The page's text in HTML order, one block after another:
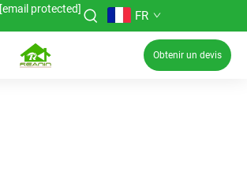
[email protected] FR
Obtenir un devis